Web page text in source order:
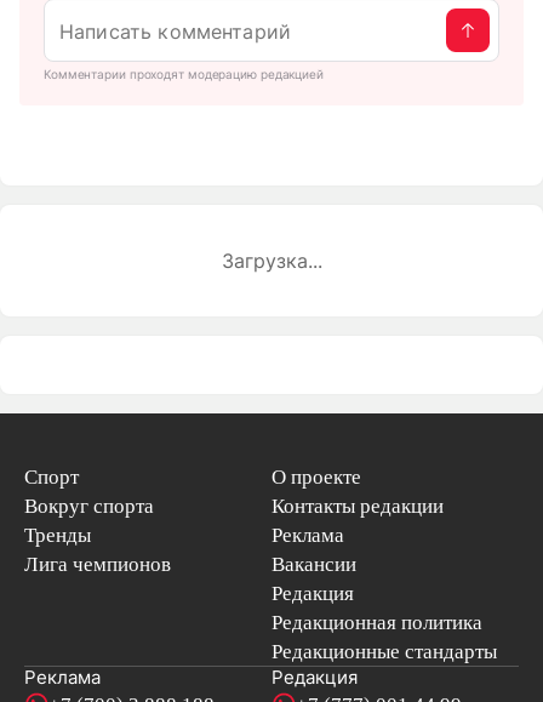
Комментарии проходят модерацию редакцией
Загрузка...
Спорт
Вокруг спорта
Тренды
Лига чемпионов
О проекте
Контакты редакции
Реклама
Вакансии
Редакция
Редакционная политика
Редакционные стандарты
Реклама Редакция